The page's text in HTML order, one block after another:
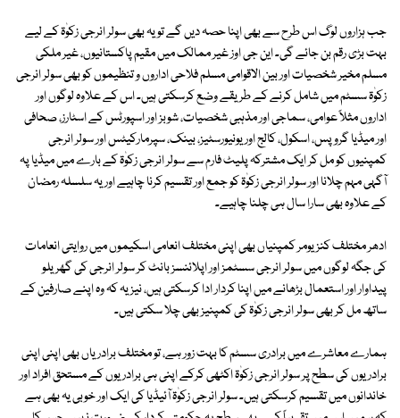
جب ہزاروں لوگ اس طرح سے بھی اپنا حصہ دیں گے تو یہ بھی سولر انرجی زکوٰۃ کے لیے
بہت بڑی رقم بن جائے گی۔ این جی اوز غیر ممالک میں مقیم پاکستانیوں، غیر ملکی
مسلم مخیر شخصیات اور بین الاقوامی مسلم فلاحی اداروں و تنظیموں کو بھی سولر انرجی
زکوٰۃ سسٹم میں شامل کرنے کے طریقے وضع کرسکتی ہیں۔ اس کے علاوہ لوگوں اور
اداروں مثلاً عوامی، سماجی اور مذہبی شخصیات، شوبز اور اسپورٹس کے اسٹارز، صحافی
اور میڈیا گروپس، اسکول، کالج اور یونیورسٹیز، بینک، سپرمارکیٹس اور سولر انرجی
کمپنیوں کو مل کر ایک مشترکہ پلیٹ فارم سے سولر انرجی زکوٰۃ کے بارے میں میڈیا پہ
آگہی مہم چلانا اور سولر انرجی زکوٰۃ کو جمع اور تقسیم کرنا چاہیے اور یہ سلسلہ رمضان
کے علاوہ بھی سارا سال ہی چلنا چاہیے۔
ادھر مختلف کنزیومر کمپنیاں بھی اپنی مختلف انعامی اسکیموں میں روایتی انعامات
کی جگہ لوگوں میں سولر انرجی سسٹمز اور اپلائنسز بانٹ کر سولر انرجی کی گھریلو
پیداوار اور استعمال بڑھانے میں اپنا کردار ادا کرسکتی ہیں، نیز یہ کہ وہ اپنے صارفین کے
ساتھ مل کر بھی سولر انرجی زکوٰۃ کی کمپنیز بھی چلا سکتی ہیں۔
ہمارے معاشرے میں برادری سسٹم کا بہت زور ہے، تو مختلف برادریاں بھی اپنی اپنی
برادریوں کی سطح پر سولر انرجی زکوٰۃ اکٹھی کرکے اپنی ہی برادریوں کے مستحق افراد اور
خاندانوں میں تقسیم کرسکتی ہیں۔ سولر انرجی زکوٰۃ آئیڈیا کی ایک اور خوبی یہ بھی ہے